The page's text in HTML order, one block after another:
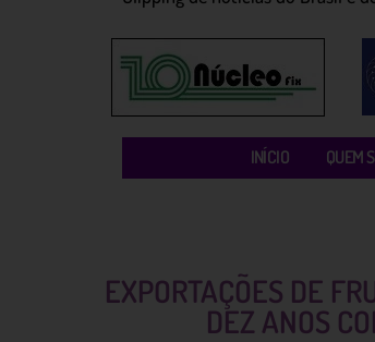
INÍCIO QUEM
EXPORTAÇÕES DE
DEZ ANOS